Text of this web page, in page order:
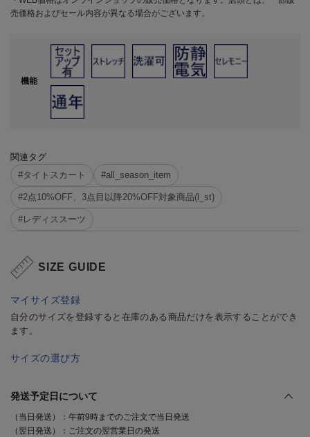
売価格およびセール内容が異なる場合がございます。
機能
関連タグ
#タイトスカート
#all_season_item
#2点10%OFF、3点目以降20%OFF対象商品(l_st)
#レディススーツ
SIZE GUIDE
マイサイズ登録
自分のサイズを登録すると在庫のある商品だけを表示することができ
ます。
サイズの選び方
発送予定日について
（当日発送）：午前9時までのご注文で当日発送
（翌日発送）：ご注文の翌営業日の発送